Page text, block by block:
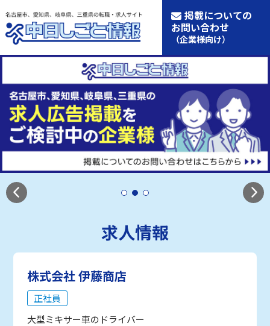
掲載についての
お問い合わせ
（企業様向け）
求人情報
株式会社 伊藤商店
正社員
大型ミキサー車のドライバー